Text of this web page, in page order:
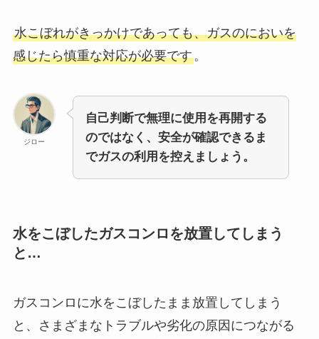
水こぼれがきっかけであっても、ガスのにおいを
感じたら慎重な対応が必要です。
ジロー
自己判断で無理に使用を再開する
のではなく、安全が確認できるま
でガスの利用を控えましょう。
水をこぼしたガスコンロを放置してしまう
と…
ガスコンロに水をこぼしたまま放置してしまう
と、さまざまなトラブルや劣化の原因につながる